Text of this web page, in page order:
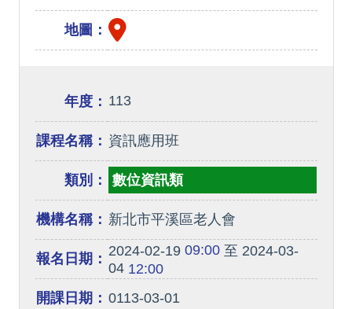
地圖：
年度： 113
課程名稱： 資訊應用班
類別： 數位資訊類
機構名稱： 新北市平溪區老人會
報名日期： 2024-02-1909:00至 2024-03-
0412:00
開課日期： 0113-03-01